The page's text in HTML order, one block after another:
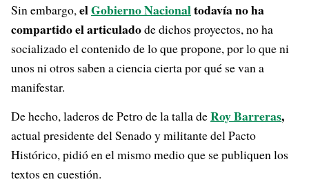
Sin embargo,elGobierno Nacionaltodavía no ha
compartido el articuladode dichos proyectos, no ha
socializado el contenido de lo que propone, por lo que ni
unos ni otros saben a ciencia cierta por qué se van a
manifestar.
De hecho, laderos de Petro de la talla deRoy Barreras,
actual presidente del Senado y militante del Pacto
Histórico, pidió en el mismo medio que se publiquen los
textos en cuestión.